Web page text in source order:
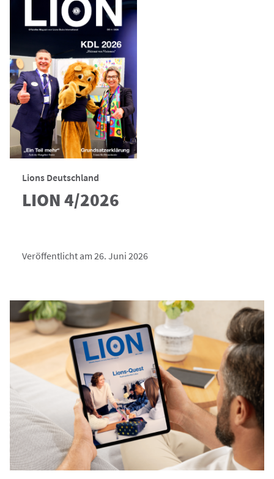
Lions Deutschland
LION 4/2026
Veröffentlicht am 26. Juni 2026